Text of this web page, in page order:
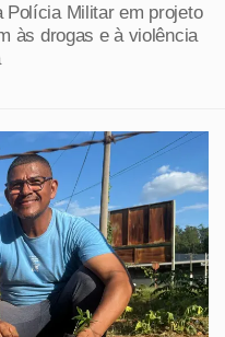
Polícia Militar em projeto
às drogas e à violência